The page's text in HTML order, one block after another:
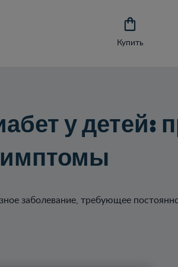

Купить
у детей:
заболевание, требующее